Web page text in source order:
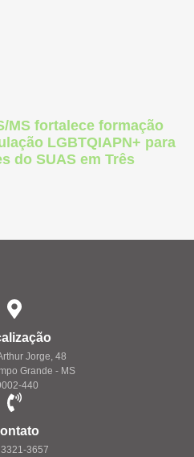
MS fortalece formação
LGBTQIAPN+ para
do SUAS em Três
Jorge, 48
Grande - MS
440
3657